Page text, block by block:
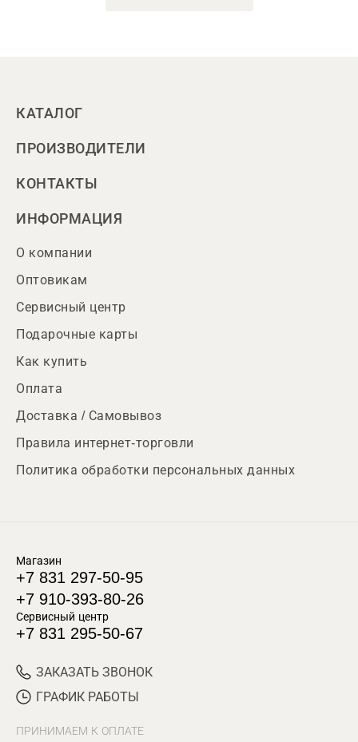
КАТАЛОГ
ПРОИЗВОДИТЕЛИ
КОНТАКТЫ
ИНФОРМАЦИЯ
О компании
Оптовикам
Сервисный центр
Подарочные карты
Как купить
Оплата
Доставка / Самовывоз
Правила интернет-торговли
Политика обработки персональных данных
Магазин
+7 831 297-50-95
+7 910-393-80-26
Сервисный центр
+7 831 295-50-67
ЗАКАЗАТЬ ЗВОНОК
ГРАФИК РАБОТЫ
ПРИНИМАЕМ К ОПЛАТЕ